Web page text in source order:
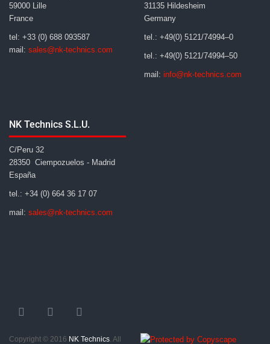
59000 Lille
France
tel: +33 (0) 688 093587
mail: sales@nk-technics.com
31135 Hildesheim
Germany
tel.: +49(0) 5121/74994–0
tel.: +49(0) 5121/74994–50
mail: info@nk-technics.com
NK Technics S.L.U.
C/Peru 32
28350 Ciempozuelos - Madrid
España
tel.: +34 (0) 664 36 17 07
mail: sales@nk-technics.com
Copyright © 2016 NK Technics . All